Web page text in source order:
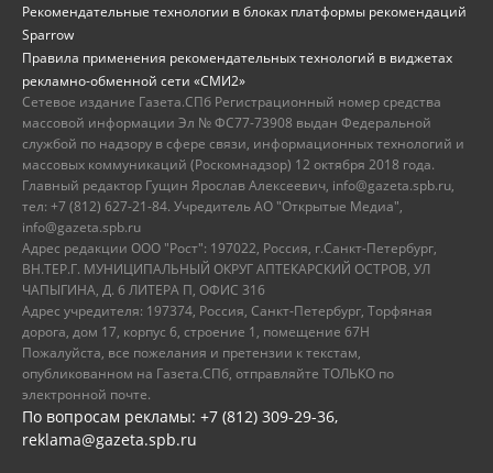
Рекомендательные технологии в блоках платформы рекомендаций
Sparrow
Правила применения рекомендательных технологий в виджетах
рекламно-обменной сети «СМИ2»
Сетевое издание Газета.СПб Регистрационный номер средства
массовой информации Эл № ФС77-73908 выдан Федеральной
службой по надзору в сфере связи, информационных технологий и
массовых коммуникаций (Роскомнадзор) 12 октября 2018 года.
Главный редактор Гущин Ярослав Алексеевич, info@gazeta.spb.ru,
тел: +7 (812) 627-21-84. Учредитель АО "Открытые Медиа",
info@gazeta.spb.ru
Адрес редакции ООО "Рост": 197022, Россия, г.Санкт-Петербург,
ВН.ТЕР.Г. МУНИЦИПАЛЬНЫЙ ОКРУГ АПТЕКАРСКИЙ ОСТРОВ, УЛ
ЧАПЫГИНА, Д. 6 ЛИТЕРА П, ОФИС 316
Адрес учредителя: 197374, Россия, Санкт-Петербург, Торфяная
дорога, дом 17, корпус 6, строение 1, помещение 67Н
Пожалуйста, все пожелания и претензии к текстам,
опубликованном на Газета.СПб, отправляйте ТОЛЬКО по
электронной почте.
По вопросам рекламы: +7 (812) 309-29-36,
reklama@gazeta.spb.ru